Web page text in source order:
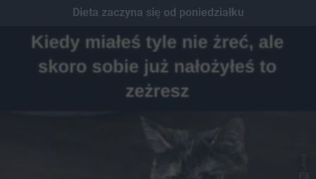
Dieta zaczyna się od poniedziałku